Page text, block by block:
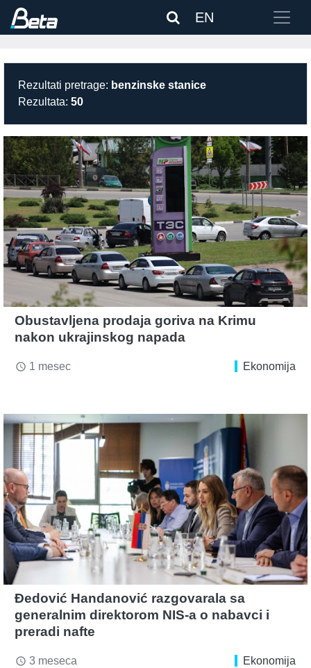
EN
Rezultati pretrage: benzinske stanice
Rezultata: 50
Obustavljena prodaja goriva na Krimu
nakon ukrajinskog napada
access_time 1 mesec Ekonomija
Đedović Handanović razgovarala sa
generalnim direktorom NIS-a o nabavci i
preradi nafte
access_time 3 meseca Ekonomija